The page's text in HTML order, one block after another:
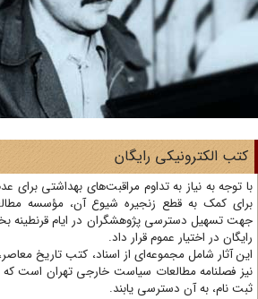
الکترونیکی رایگان
کمک به قطع زنجیره شیوع آن، مؤسسه
تسهیل دسترسی پژوهشگران در ایام قرنطینه
در اختیار عموم قرار داد.
آثار شامل مجموعه‌ای از اسناد، کتب تاریخ معاصر،
فصلنامه مطالعات سیاست خارجی تهران است که
نام، به آن دسترسی یابند.